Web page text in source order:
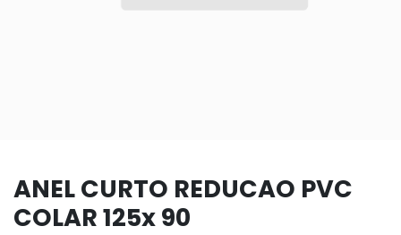
ANEL CURTO REDUCAO PVC
COLAR 125x 90